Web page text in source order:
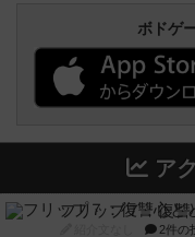
ボドゲ
ア
フリップ７：復讐
2件の